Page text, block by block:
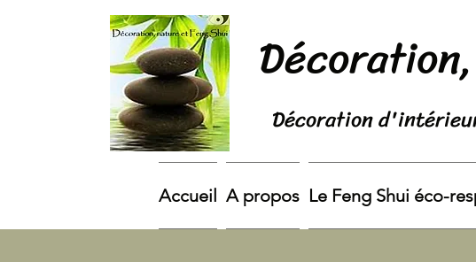
Décoration
Accueil A propos Le Feng Shui éco-